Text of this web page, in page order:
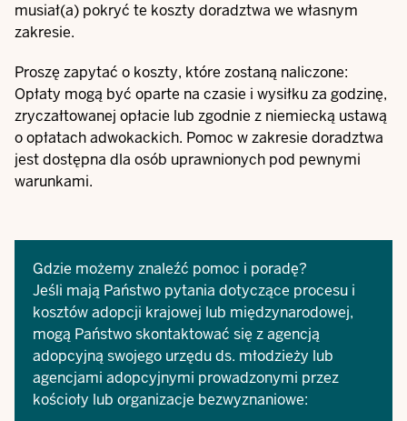
musiał(a) pokryć te koszty doradztwa we własnym
zakresie.
Proszę zapytać o koszty, które zostaną naliczone:
Opłaty mogą być oparte na czasie i wysiłku za godzinę,
zryczałtowanej opłacie lub zgodnie z niemiecką ustawą
o opłatach adwokackich. Pomoc w zakresie doradztwa
jest dostępna dla osób uprawnionych pod pewnymi
warunkami.
Gdzie możemy znaleźć pomoc i poradę?
Jeśli mają Państwo pytania dotyczące procesu i
kosztów adopcji krajowej lub międzynarodowej,
mogą Państwo skontaktować się z agencją
adopcyjną swojego urzędu ds. młodzieży lub
agencjami adopcyjnymi prowadzonymi przez
kościoły lub organizacje bezwyznaniowe: